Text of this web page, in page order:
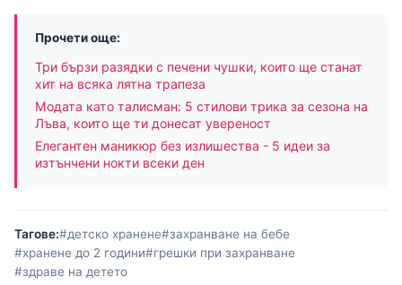
Прочети още:
Три бързи разядки с печени чушки, които ще станат
хит на всяка лятна трапеза
Модата като талисман: 5 стилови трика за сезона на
Лъва, които ще ти донесат увереност
Елегантен маникюр без излишества - 5 идеи за
изтънчени нокти всеки ден
Тагове:#детско хранене#захранване на бебе
#хранене до 2 години#грешки при захранване
#здраве на детето